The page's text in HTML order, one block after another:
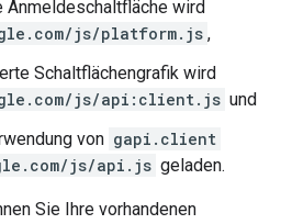
Anmeldeschaltfläche wird
js/platform.js ,
Schaltflächengrafik wird
js/api:client.js und
von gapi.client
js/api.js geladen.
Sie Ihre vorhandenen